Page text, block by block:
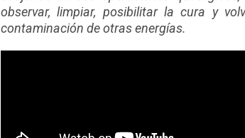
observar, limpiar, posibilitar la cura y
contaminación de otras energías.